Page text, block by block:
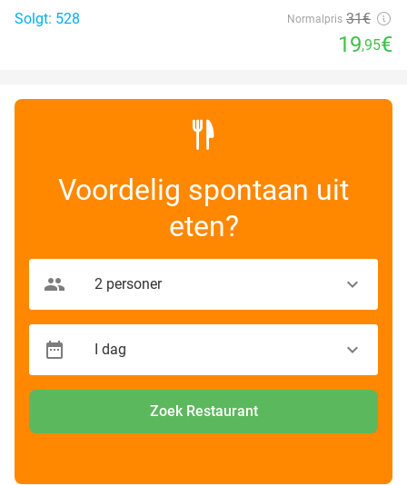
Solgt: 528
Normalpris 31€
19,95€
Voordelig spontaan uit
eten?
Zoek Restaurant